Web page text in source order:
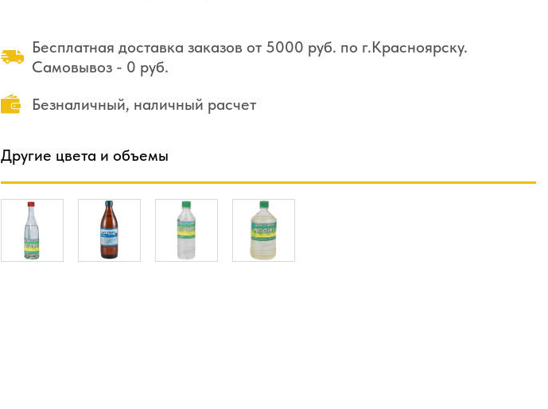
Бесплатная доставка заказов от 5000 руб. по г.Красноярску.
Самовывоз - 0 руб.
Безналичный, наличный расчет
Другие цвета и объемы